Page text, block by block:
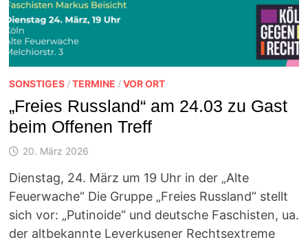
SONSTIGES/TERMINE /VOR ORT
„Freies Russland“ am 24.03 zu Gast
beim Offenen Treff
20. März 2026
Dienstag, 24. März um 19 Uhr in der „Alte
Feuerwache“ Die Gruppe „Freies Russland“ stellt
sich vor: „Putinoide“ und deutsche Faschisten, ua.
der altbekannte Leverkusener Rechtsextreme